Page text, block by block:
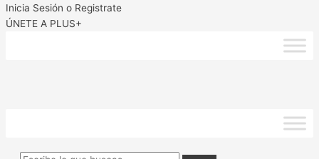
Inicia Sesión o Registrate
ÚNETE A PLUS+